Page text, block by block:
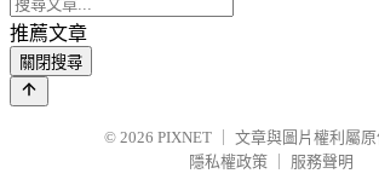
推薦文章
關閉搜尋
© 2026 PIXNET
文章與圖片權利屬
隱私權政策
服務聲明